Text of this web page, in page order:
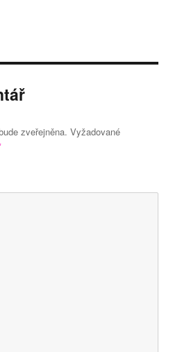
zveřejněna. Vyžadované